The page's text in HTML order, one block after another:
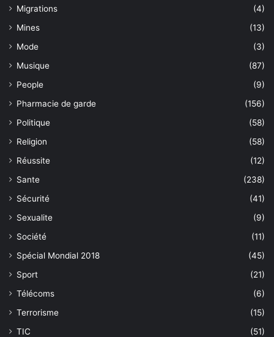
Migrations
(4)
Mines
(13)
Mode
(3)
Musique
(87)
People
(9)
Pharmacie de garde
(156)
Politique
(58)
Religion
(58)
Réussite
(12)
Sante
(238)
Sécurité
(41)
Sexualite
(9)
Société
(11)
Spécial Mondial 2018
(45)
Sport
(21)
Télécoms
(6)
Terrorisme
(15)
TIC
(51)